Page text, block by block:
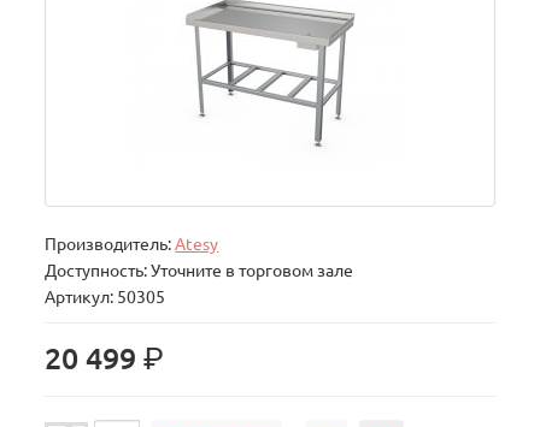
Производитель:Atesy
Доступность: Уточните в торговом зале
Артикул: 50305
20 499р.